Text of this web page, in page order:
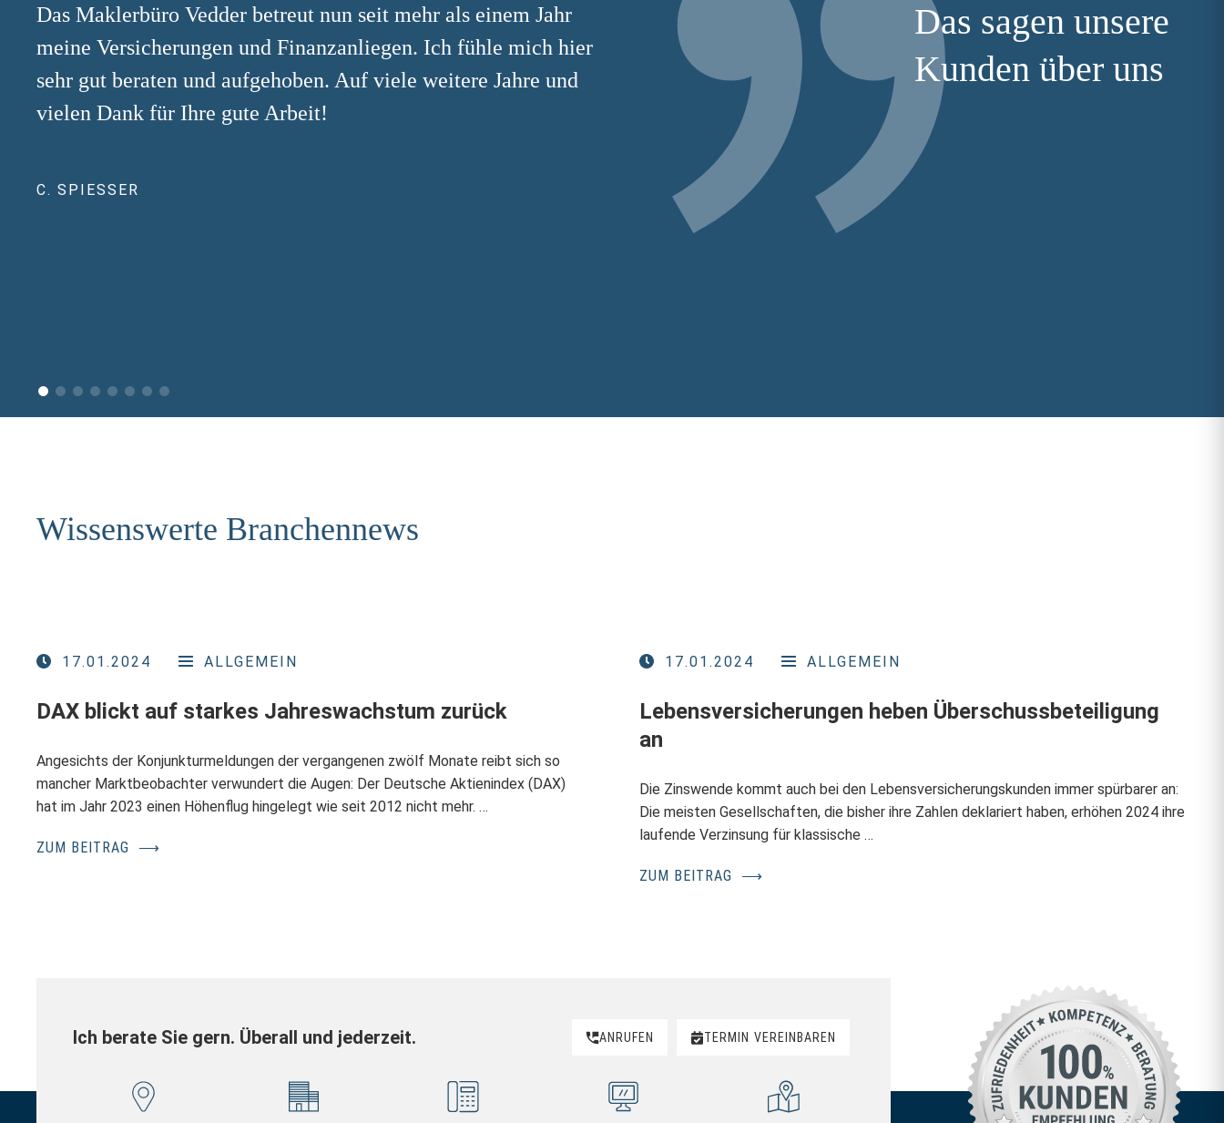
Das sagen unsere
Kunden über uns
Das Maklerbüro Vedder betreut nun seit mehr als einem Jahr
meine Versicherungen und Finanzanliegen. Ich fühle mich hier
sehr gut beraten und aufgehoben. Auf viele weitere Jahre und
vielen Dank für Ihre gute Arbeit!
C. SPIESSER
Wissenswerte Branchennews
17.01.2024 ALLGEMEIN
DAX blickt auf starkes Jahreswachstum zurück
Angesichts der Konjunkturmeldungen der vergangenen zwölf Monate reibt sich so
mancher Marktbeobachter verwundert die Augen: Der Deutsche Aktienindex (DAX)
hat im Jahr 2023 einen Höhenflug hingelegt wie seit 2012 nicht mehr. …
ZUM BEITRAG ⟶
17.01.2024 ALLGEMEIN
Lebensversicherungen heben Überschussbeteiligung
an
Die Zinswende kommt auch bei den Lebensversicherungskunden immer spürbarer an:
Die meisten Gesellschaften, die bisher ihre Zahlen deklariert haben, erhöhen 2024 ihre
laufende Verzinsung für klassische …
ZUM BEITRAG ⟶
Ich berate Sie gern. Überall und jederzeit. ANRUFEN TERMIN VEREINBAREN